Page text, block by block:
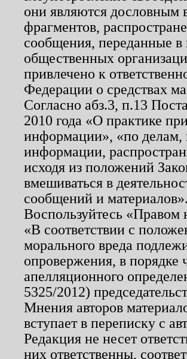
они являются дословным
фрагментов,
сообщения, переданные в
общественных
привлечено к
Федерации о средствах
Согласно абз.3, п.13
2010 года «О практике
информации», «по делам,
информации,
исходя из положений
вмешиваться в
сообщений и материалов».
Воспользуйтесь
«В соответствии с
морального вреда
опровержения, в порядке
апелляционного
5325/2012)
Мнения авторов
вступает в переписку с
Редакция не несет
них ответственны,